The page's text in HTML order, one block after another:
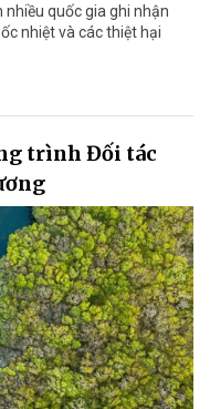
quốc gia ghi nhận
nhiệt và các thiệt hại
trình Đối tác